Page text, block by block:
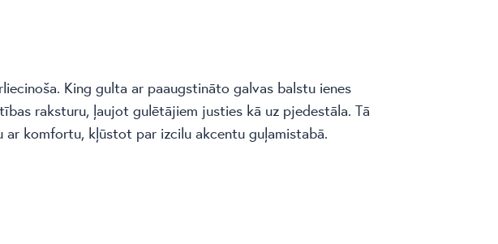
King gulta ar paaugstināto galvas balstu ienes
raksturu, ļaujot gulētājiem justies kā uz pjedestāla. Tā
ar komfortu, kļūstot par izcilu akcentu guļamistabā.